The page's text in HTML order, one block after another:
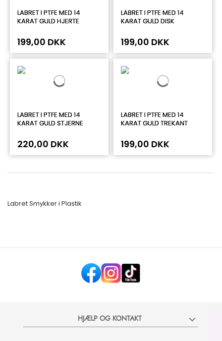
LABRET I PTFE MED 14
KARAT GULD HJERTE
199,00 DKK
LABRET I PTFE MED 14
KARAT GULD DISK
199,00 DKK
LABRET I PTFE MED 14
KARAT GULD STJERNE
220,00 DKK
LABRET I PTFE MED 14
KARAT GULD TREKANT
199,00 DKK
Labret Smykker i Plastik
HJÆLP OG KONTAKT